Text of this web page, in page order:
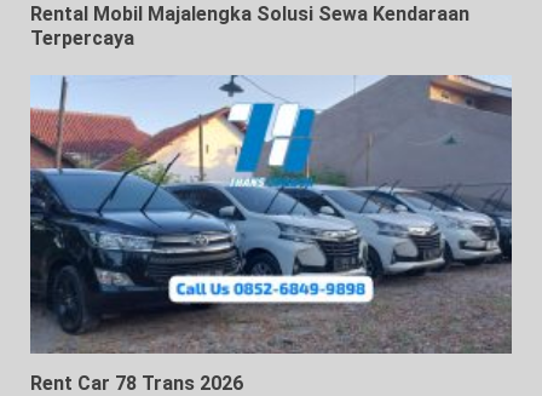
Rental Mobil Majalengka Solusi Sewa Kendaraan
Terpercaya
Rent Car 78 Trans 2026